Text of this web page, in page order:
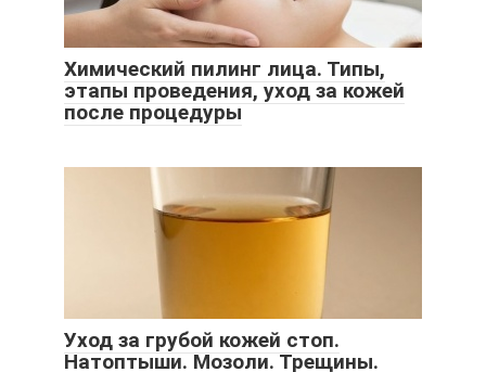
Химический пилинг лица. Типы,
этапы проведения, уход за кожей
после процедуры
Уход за грубой кожей стоп.
Натоптыши. Мозоли. Трещины.